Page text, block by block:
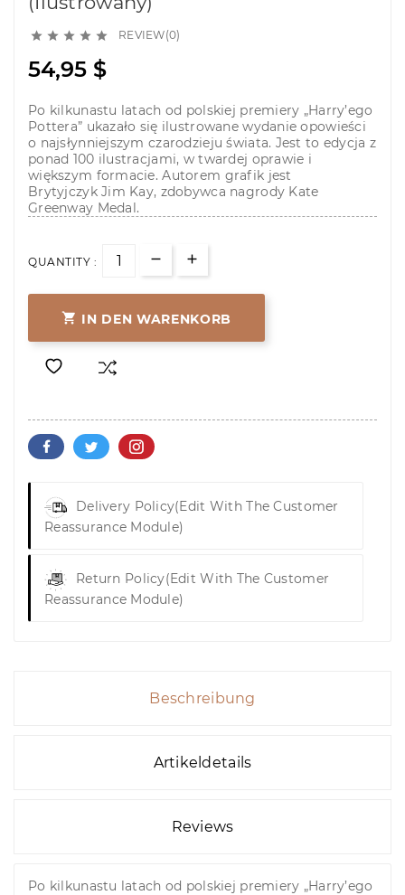
     REVIEW(0)
54,95 $
Po kilkunastu latach od polskiej premiery „Harry’ego
Pottera” ukazało się ilustrowane wydanie opowieści
o najsłynniejszym czarodzieju świata. Jest to edycja z
ponad 100 ilustracjami, w twardej oprawie i
większym formacie. Autorem grafik jest
Brytyjczyk Jim Kay, zdobywca nagrody Kate
Greenway Medal.
QUANTITY :
 IN DEN WARENKORB
Delivery Policy(edit With The Customer
Reassurance Module)
Return Policy(edit With The Customer
Reassurance Module)
Beschreibung
Artikeldetails
Reviews
Po kilkunastu latach od polskiej premiery „Harry’ego